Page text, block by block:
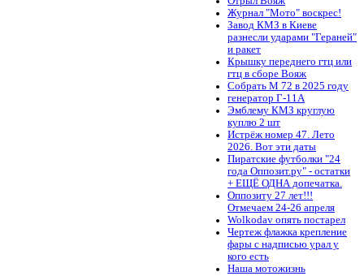
Журнал "Мото" воскрес!
Завод КМЗ в Киеве
разнесли ударами "Гераней"
и ракет
Крышку переднего гтц или
гтц в сборе Вояж
Собрать М 72 в 2025 году
генератор Г-11А
Эмблему КМЗ круглую
куплю 2 шт
Истрёж номер 47. Лето
2026. Вот эти даты
Пиратские футболки "24
года Оппозит.ру" - остатки
+ ЕЩЁ ОДНА допечатка.
Оппозиту 27 лет!!!
Отмечаем 24-26 апреля
Wolkodav опять постарел
Чертеж флажка крепление
фары с надписью урал у
кого есть
Наша мотожизнь